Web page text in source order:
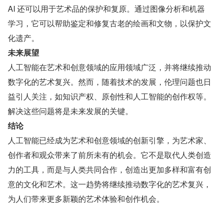
AI 还可以用于艺术品的保护和复原。通过图像分析和机器
学习，它可以帮助鉴定和修复古老的绘画和文物，以保护文
化遗产。
未来展望
人工智能在艺术和创意领域的应用领域广泛，并将继续推动
数字化的艺术复兴。然而，随着技术的发展，伦理问题也日
益引人关注，如知识产权、原创性和人工智能的创作权等。
解决这些问题将是未来发展的关键。
结论
人工智能已经成为艺术和创意领域的创新引擎，为艺术家、
创作者和观众带来了前所未有的机会。它不是取代人类创造
力的工具，而是与人类共同合作，创造出更加多样和富有创
意的文化和艺术。这一趋势将继续推动数字化的艺术复兴，
为人们带来更多新颖的艺术体验和创作机会。